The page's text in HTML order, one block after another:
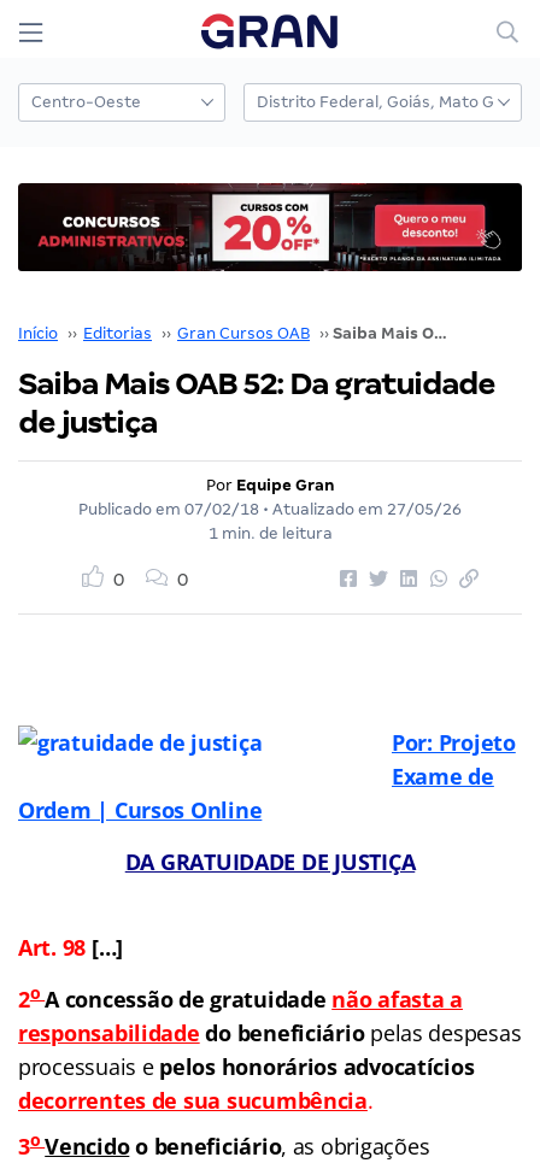
Início ›› Editorias ›› Gran Cursos OAB ›› Saiba Mais OAB 52: Da gratuidade de justiça
Saiba Mais OAB 52: Da gratuidade
de justiça
Por Equipe Gran
Publicado em 07/02/18 • Atualizado em 27/05/26
1 min. de leitura
0 0
Por: Projeto
Exame de
Ordem | Cursos Online
DA GRATUIDADE DE JUSTIÇA
Art. 98 […]
2o A concessão de gratuidade não afasta a
responsabilidade do beneficiário pelas despesas
processuais e pelos honorários advocatícios
decorrentes de sua sucumbência.
3oVencidoo beneficiário, as obrigações